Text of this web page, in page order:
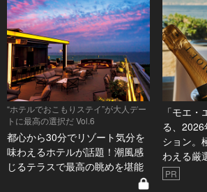
“ホテルでおこもりステイ”が大人デー
トに最高の選択だ Vol.6
都心から30分でリゾート気分を
味わえるホテルが話題！潮風感
じるテラスで最高の眺めを堪能
「モエ
る、
ション。
わえる厳
PR